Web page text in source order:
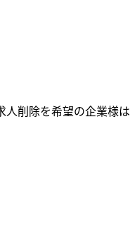
人削除を希望の企業様は